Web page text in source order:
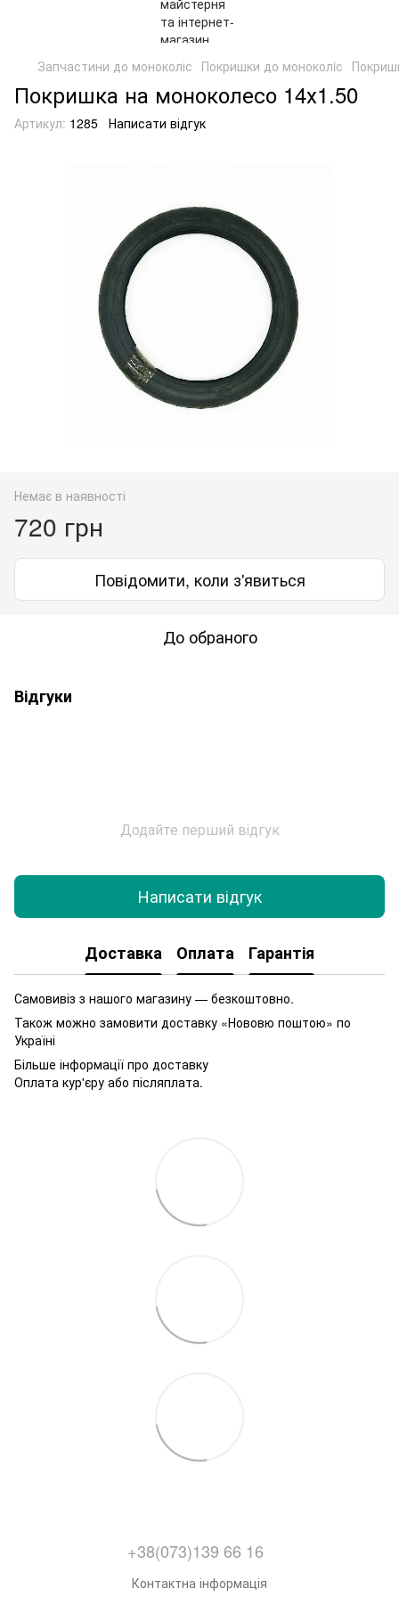
Запчастини до моноколіс Покришки до моноколiс
Покришка на моноколесо 14х1.50
Артикул: 1285 Написати відгук
Немає в наявності
720 грн
Повідомити, коли з'явиться
До обраного
Відгуки
Додайте перший відгук
Написати відгук
Доставка Оплата Гарантія
Самовивіз з нашого магазину — безкоштовно.
Також можно замовити доставку «Нововю поштою» по
Україні
Більше інформації про доставку
Оплата кур'єру або післяплата.
+38(073)139 66 16
Контактна інформація